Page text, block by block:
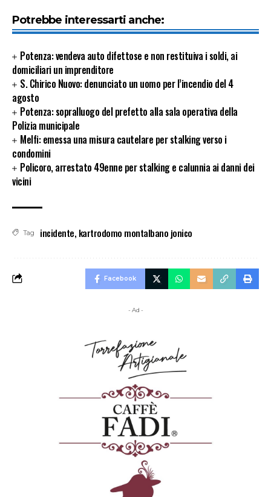
Potrebbe interessarti anche:
Potenza: vendeva auto difettose e non restituiva i soldi, ai
domiciliari un imprenditore
S. Chirico Nuovo: denunciato un uomo per l’incendio del 4
agosto
Potenza: sopralluogo del prefetto alla sala operativa della
Polizia municipale
Melfi: emessa una misura cautelare per stalking verso i
condomini
Policoro, arrestato 49enne per stalking e calunnia ai danni dei
vicini
Tag incidente, kartrodomo montalbano jonico
Facebook
- Ad -